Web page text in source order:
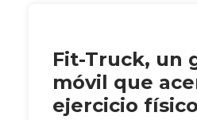
Fit-Truck, un
móvil que
ejercicio físico